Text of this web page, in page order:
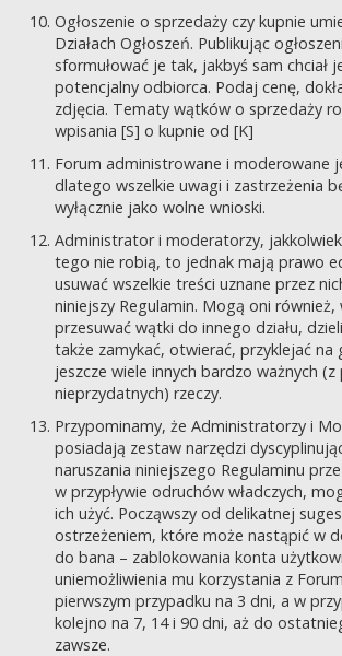
Ogłoszenie o sprzedaży czy kupnie
Działach Ogłoszeń. Publikując
sformułować je tak, jakbyś sam chciał
potencjalny odbiorca. Podaj cenę,
zdjęcia. Tematy wątków o sprzedaży
wpisania [S] o kupnie od [K]
Forum administrowane i moderowane
dlatego wszelkie uwagi i zastrzeżenia
wyłącznie jako wolne wnioski.
Administrator i moderatorzy,
tego nie robią, to jednak mają prawo
usuwać wszelkie treści uznane przez
niniejszy Regulamin. Mogą oni
przesuwać wątki do innego działu,
także zamykać, otwierać, przyklejać na
jeszcze wiele innych bardzo ważnych
nieprzydatnych) rzeczy.
Przypominamy, że Administratorzy i
posiadają zestaw narzędzi
naruszania niniejszego Regulaminu
w przypływie odruchów władczych,
ich użyć. Począwszy od delikatnej
ostrzeżeniem, które może nastąpić w
do bana – zablokowania konta
uniemożliwienia mu korzystania z
pierwszym przypadku na 3 dni, a w
kolejno na 7, 14 i 90 dni, aż do
zawsze.